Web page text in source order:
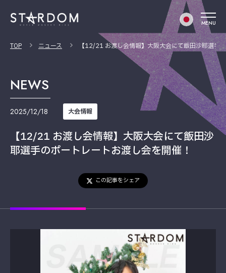
MENU
TOP ニュース 【12/21 お渡し会情報】大阪大会にて飯田沙耶選手
NEWS
2025/12/18 大会情報
【12/21 お渡し会情報】大阪大会にて飯田沙
耶選手のポートレートお渡し会を開催！
この記事をシェア